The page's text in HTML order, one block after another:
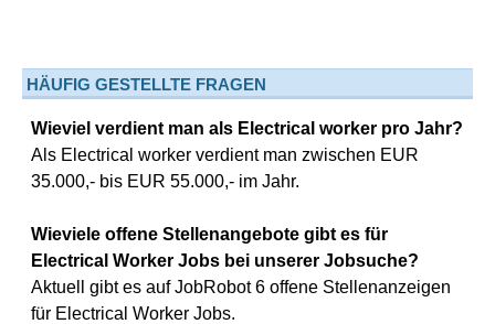
HÄUFIG GESTELLTE FRAGEN
Wieviel verdient man als Electrical worker pro Jahr?
Als Electrical worker verdient man zwischen EUR
35.000,- bis EUR 55.000,- im Jahr.
Wieviele offene Stellenangebote gibt es für
Electrical Worker Jobs bei unserer Jobsuche?
Aktuell gibt es auf JobRobot 6 offene Stellenanzeigen
für Electrical Worker Jobs.